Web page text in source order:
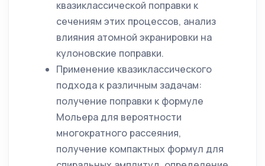
квазиклассической поправки к
сечениям этих процессов, анализ
влияния атомной экранировки на
кулоновские поправки.
Применение квазиклассического
подхода к различным задачам:
получение поправки к формуле
Мольера для вероятности
многократного рассеяния,
получение компактных формул для